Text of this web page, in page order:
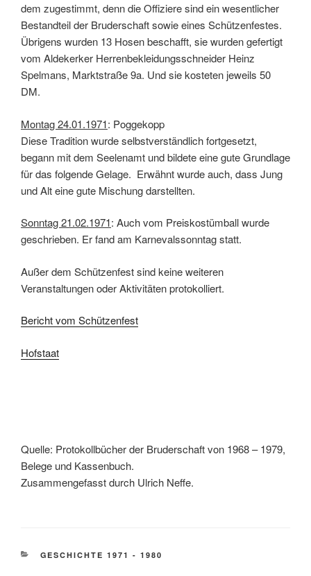
dem zugestimmt, denn die Offiziere sind ein wesentlicher
Bestandteil der Bruderschaft sowie eines Schützenfestes.
Übrigens wurden 13 Hosen beschafft, sie wurden gefertigt
vom Aldekerker Herrenbekleidungsschneider Heinz
Spelmans, Marktstraße 9a. Und sie kosteten jeweils 50
DM.
Montag 24.01.1971: Poggekopp
Diese Tradition wurde selbstverständlich fortgesetzt,
begann mit dem Seelenamt und bildete eine gute Grundlage
für das folgende Gelage. Erwähnt wurde auch, dass Jung
und Alt eine gute Mischung darstellten.
Sonntag 21.02.1971: Auch vom Preiskostümball wurde
geschrieben. Er fand am Karnevalssonntag statt.
Außer dem Schützenfest sind keine weiteren
Veranstaltungen oder Aktivitäten protokolliert.
Bericht vom Schützenfest
Hofstaat
Quelle: Protokollbücher der Bruderschaft von 1968 – 1979,
Belege und Kassenbuch.
Zusammengefasst durch Ulrich Neffe.
KATEGORIEN
GESCHICHTE 1971 - 1980